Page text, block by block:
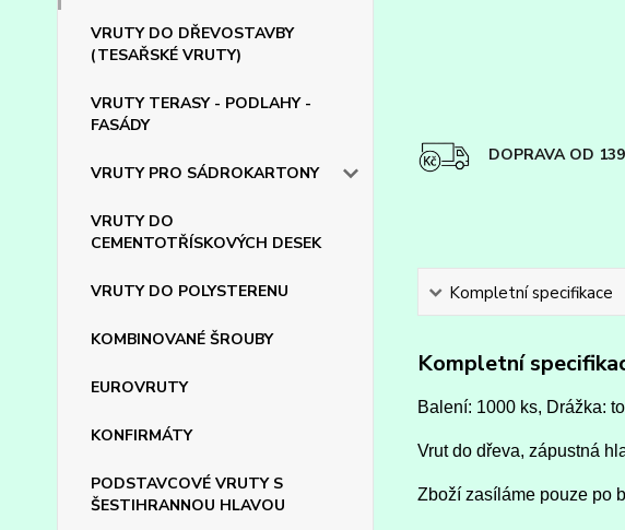
VRUTY DO DŘEVOSTAVBY
(TESAŘSKÉ VRUTY)
VRUTY TERASY - PODLAHY -
FASÁDY
VRUTY PRO SÁDROKARTONY
VRUTY DO
CEMENTOTŘÍSKOVÝCH DESEK
VRUTY DO POLYSTERENU
KOMBINOVANÉ ŠROUBY
EUROVRUTY
KONFIRMÁTY
PODSTAVCOVÉ VRUTY S
ŠESTIHRANNOU HLAVOU
DOPRAVA OD
Kompletní specifikace
Kompletní
Balení: 1000 ks, Drážka:
Vrut do dřeva, zápustná
Zboží zasíláme pouze po